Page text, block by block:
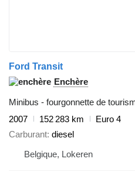
Ford Transit
Enchère
Minibus - fourgonnette de
2007
152 283 km
Euro 4
Carburant diesel
Belgique, Lokeren